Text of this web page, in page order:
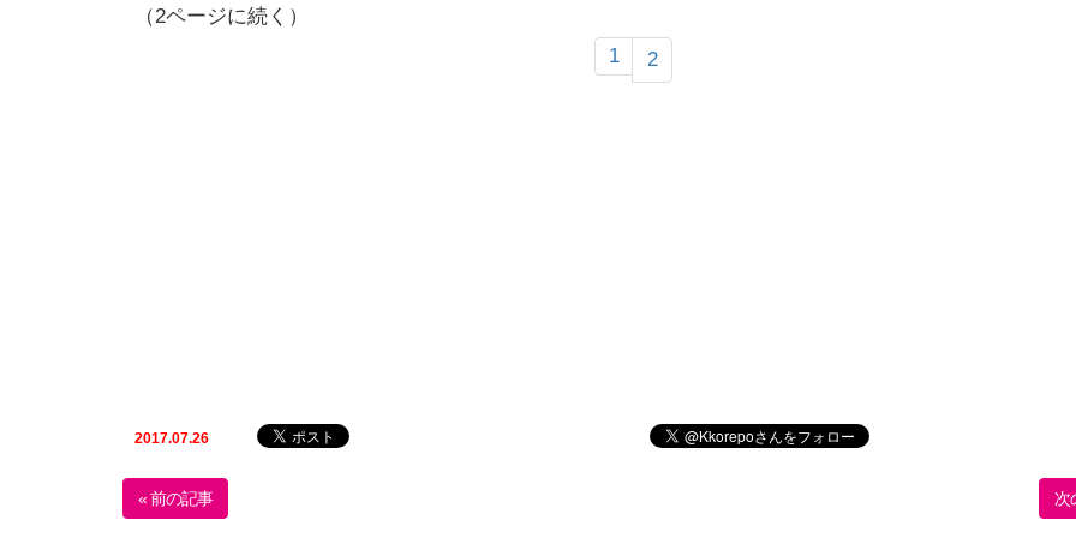
（2ページに続く）
1
2
2017.07.26
« 前の記事 次